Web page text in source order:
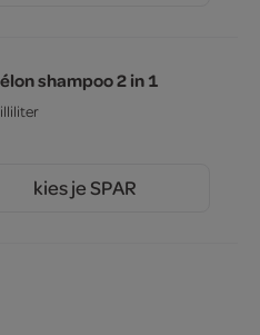
shampoo 2 in 1
kies je SPAR